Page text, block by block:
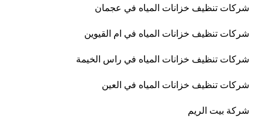
شركات تنظيف خزانات المياه في عجمان
شركات تنظيف خزانات المياه في ام القيوين
شركات تنظيف خزانات المياه في راس الخيمة
شركات تنظيف خزانات المياه في العين
شركة بيت الريم